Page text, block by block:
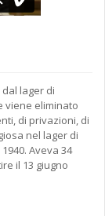
lager di
viene eliminato
di privazioni, di
nel lager di
Aveva 34
il 13 giugno